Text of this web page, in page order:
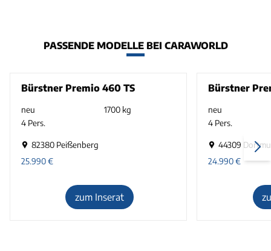
PASSENDE MODELLE BEI CARAWORLD
Bürstner Premio 460 TS
neu
1700 kg
4 Pers.
82380 Peißenberg
25.990€
zum Inserat
Bürstner
neu
4 Pers.
44309
24.990€